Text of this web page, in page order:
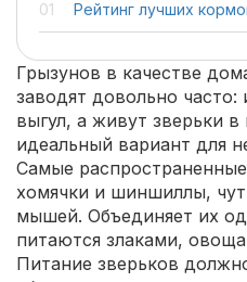
Рейтинг лучших
Грызунов в качестве
заводят довольно
выгул, а живут зверьки в
идеальный вариант для
Самые
хомячки и шиншиллы,
мышей. Объединяет их
питаются злаками,
Питание зверьков